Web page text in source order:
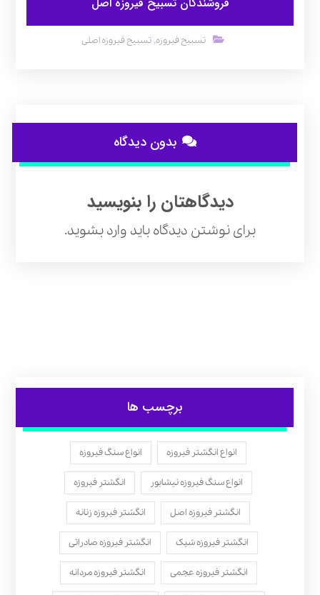
تسبیح فیروزه, تسبیح فیروزه اصلی
بدون دیدگاه
دیدگاهتان را بنویسید
برای نوشتن دیدگاه باید وارد بشوید.
برچسب ها
انواع انگشتر فیروزه انواع سنگ فیروزه
انواع سنگ فیروزه نیشابور انگشتر فیروزه
انگشتر فیروزه اصل انگشتر فیروزه زنانه
انگشتر فیروزه شیک انگشتر فیروزه صادراتی
انگشتر فیروزه عجمی انگشتر فیروزه مردانه